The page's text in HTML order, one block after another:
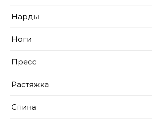
Нарды
Ноги
Пресс
Растяжка
Спина